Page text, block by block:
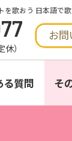
歌おう 日本語で歌
）
お
る質問 そ